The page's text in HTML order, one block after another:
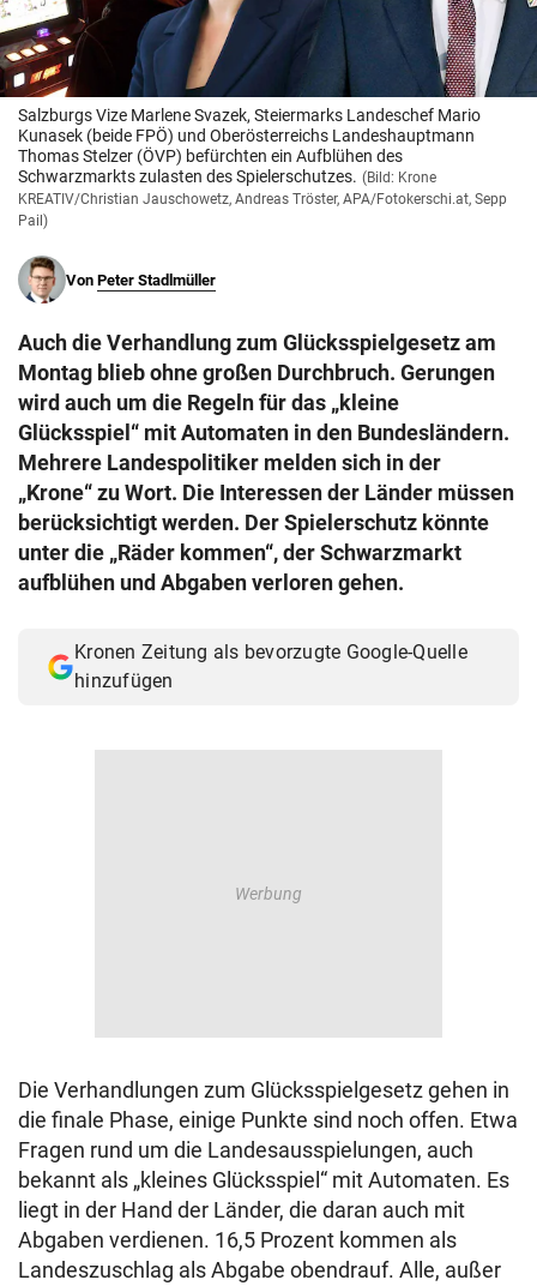
© Krone Multimedia GmbH & Co KG 2026
Muthgasse 2, 1190 Wien
Salzburgs Vize Marlene Svazek, Steiermarks Landeschef Mario
Kunasek (beide FPÖ) und Oberösterreichs Landeshauptmann
Thomas Stelzer (ÖVP) befürchten ein Aufblühen des
Schwarzmarkts zulasten des Spielerschutzes. (Bild: Krone
KREATIV/Christian Jauschowetz, Andreas Tröster, APA/Fotokerschi.at, Sepp
Pail)
Von Peter Stadlmüller
Auch die Verhandlung zum Glücksspielgesetz am
Montag blieb ohne großen Durchbruch. Gerungen
wird auch um die Regeln für das „kleine
Glücksspiel“ mit Automaten in den Bundesländern.
Mehrere Landespolitiker melden sich in der
„Krone“ zu Wort. Die Interessen der Länder müssen
berücksichtigt werden. Der Spielerschutz könnte
unter die „Räder kommen“, der Schwarzmarkt
aufblühen und Abgaben verloren gehen.
Kronen Zeitung als bevorzugte Google-Quelle
hinzufügen
Die Verhandlungen zum Glücksspielgesetz gehen in
die finale Phase, einige Punkte sind noch offen. Etwa
Fragen rund um die Landesausspielungen, auch
bekannt als „kleines Glücksspiel“ mit Automaten. Es
liegt in der Hand der Länder, die daran auch mit
Abgaben verdienen. 16,5 Prozent kommen als
Landeszuschlag als Abgabe obendrauf. Alle, außer